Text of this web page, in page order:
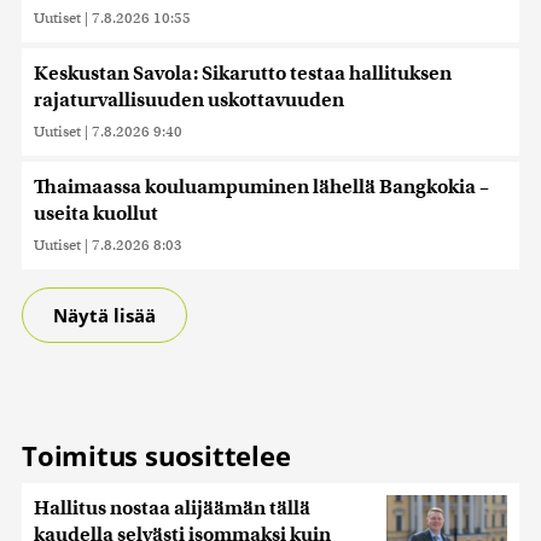
Uutiset | 7.8.2026 10:55
Keskustan Savola: Sikarutto testaa hallituksen
rajaturvallisuuden uskottavuuden
Uutiset | 7.8.2026 9:40
Thaimaassa kouluampuminen lähellä Bangkokia –
useita kuollut
Uutiset | 7.8.2026 8:03
Näytä lisää
Toimitus suosittelee
Hallitus nostaa alijäämän tällä
kaudella selvästi isommaksi kuin